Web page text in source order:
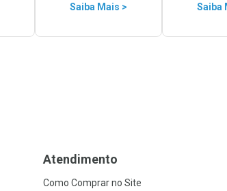
Saiba Mais > Saiba
Atendimento
Como Comprar no Site